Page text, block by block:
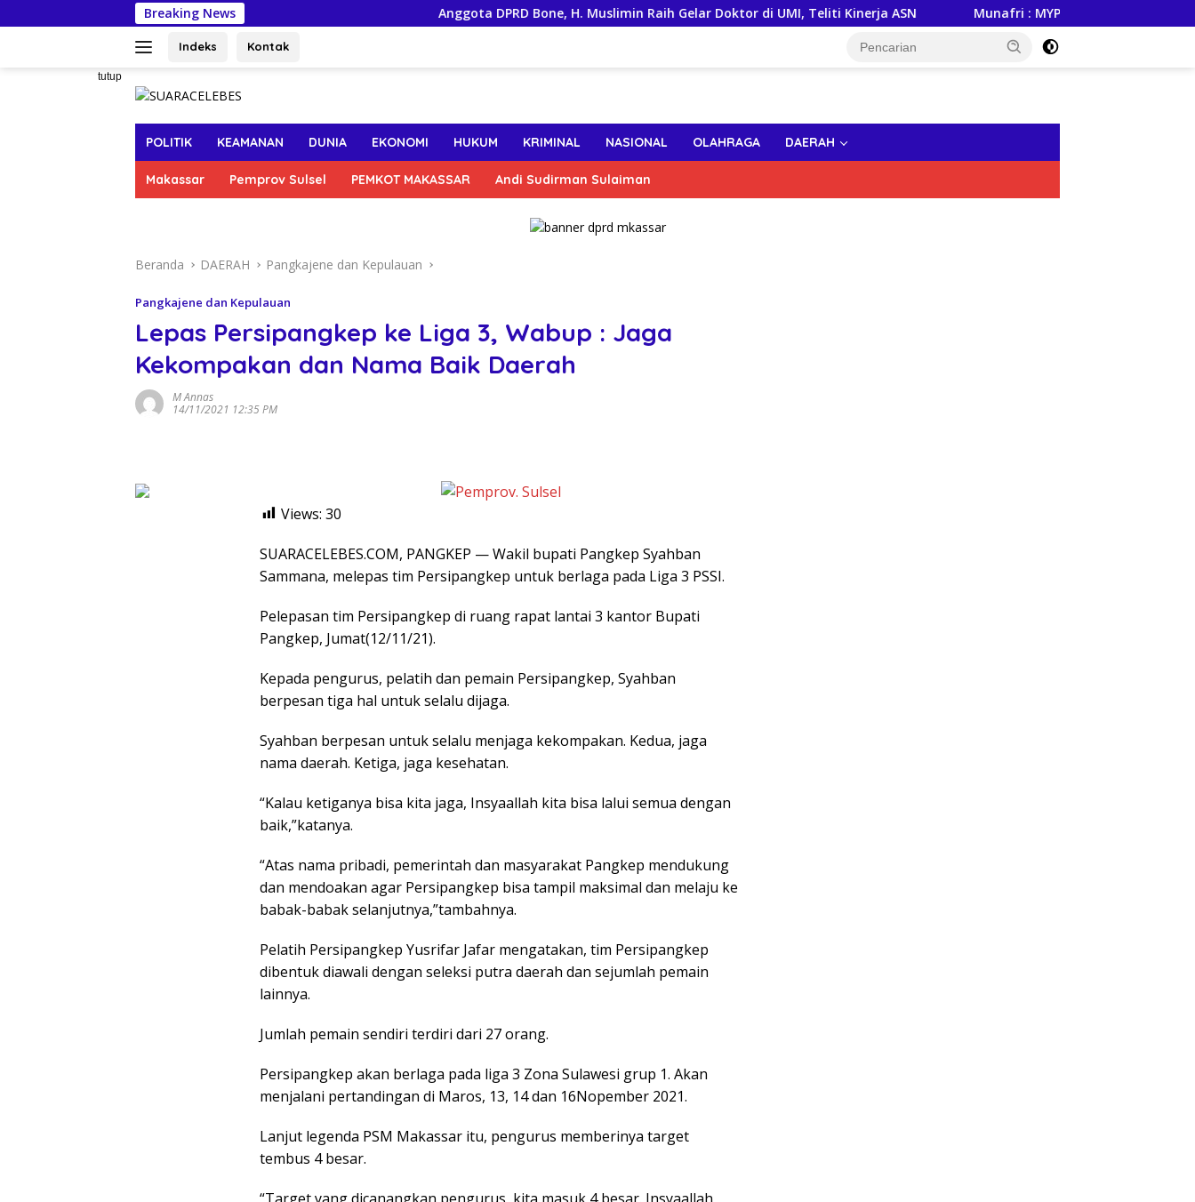
ke
Breaking News Anggota DPRD Bone, H. Muslimin Raih Gelar Doktor di UMI, Teliti Kinerja ASN Munafri : MYP Gubernur Sulsel, Andi
Indeks Kontak
tutup
POLITIK KEAMANAN DUNIA EKONOMI HUKUM KRIMINAL NASIONAL OLAHRAGA DAERAH
Makassar Pemprov Sulsel PEMKOT MAKASSAR Andi Sudirman Sulaiman
Beranda DAERAH Pangkajene dan Kepulauan
Pangkajene dan Kepulauan
Lepas Persipangkep ke Liga 3, Wabup : Jaga
Kekompakan dan Nama Baik Daerah
M Annas
14/11/2021 12:35 PM
Views: 30
SUARACELEBES.COM, PANGKEP — Wakil bupati Pangkep Syahban
Sammana, melepas tim Persipangkep untuk berlaga pada Liga 3 PSSI.
Pelepasan tim Persipangkep di ruang rapat lantai 3 kantor Bupati
Pangkep, Jumat(12/11/21).
Kepada pengurus, pelatih dan pemain Persipangkep, Syahban
berpesan tiga hal untuk selalu dijaga.
Syahban berpesan untuk selalu menjaga kekompakan. Kedua, jaga
nama daerah. Ketiga, jaga kesehatan.
“Kalau ketiganya bisa kita jaga, Insyaallah kita bisa lalui semua dengan
baik,”katanya.
“Atas nama pribadi, pemerintah dan masyarakat Pangkep mendukung
dan mendoakan agar Persipangkep bisa tampil maksimal dan melaju ke
babak-babak selanjutnya,”tambahnya.
Pelatih Persipangkep Yusrifar Jafar mengatakan, tim Persipangkep
dibentuk diawali dengan seleksi putra daerah dan sejumlah pemain
lainnya.
Jumlah pemain sendiri terdiri dari 27 orang.
Persipangkep akan berlaga pada liga 3 Zona Sulawesi grup 1. Akan
menjalani pertandingan di Maros, 13, 14 dan 16Nopember 2021.
Lanjut legenda PSM Makassar itu, pengurus memberinya target
tembus 4 besar.